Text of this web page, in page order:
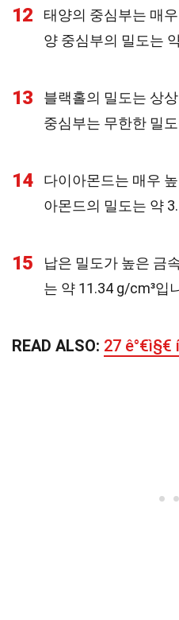
12
태양의 중심부는 매
양 중심부의 밀도는
13
블랙홀의 밀도는 상
중심부는 무한한 밀
14
다이아몬드는 매우
아몬드의 밀도는 약
15
납은 밀도가 높은 금
는 약 11.34 g/cm³입
READ ALSO: 27 ê°€ì§€